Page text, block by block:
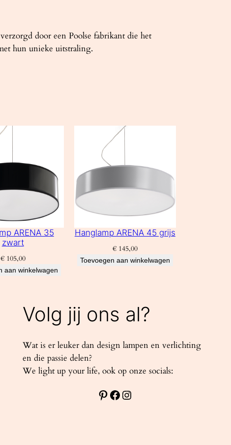
door een Poolse fabrikant die het
hun unieke uitstraling.
ARENA 35
zwart
€105,00
aan winkelwagen
Hanglamp ARENA 45 grijs
€145,00
Toevoegen aan winkelwagen
Volg jij ons al?
Wat is er leuker dan design lampen en verlichting
en die passie delen?
We light up your life, ook op onze socials:
Pinterest Facebook Instagram